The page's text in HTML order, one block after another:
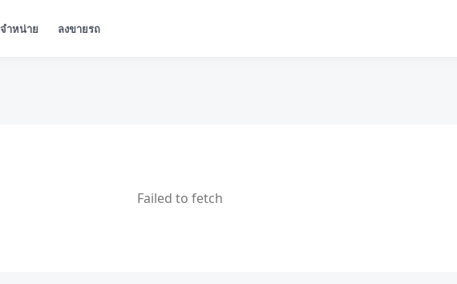
ำหน่าย ลงขายรถ
Failed to fetch